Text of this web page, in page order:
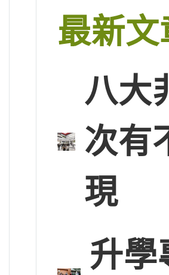
最新文
八大
次有
現
升學